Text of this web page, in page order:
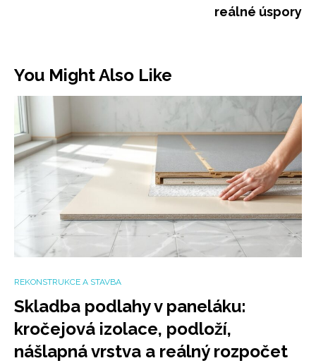
reálné úspory
You Might Also Like
REKONSTRUKCE A STAVBA
Skladba podlahy v paneláku:
kročejová izolace, podloží,
nášlapná vrstva a reálný rozpočet